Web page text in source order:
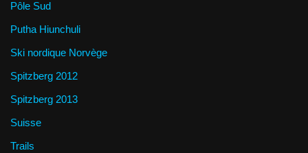
Pôle Sud
Putha Hiunchuli
Ski nordique Norvège
Spitzberg 2012
Spitzberg 2013
Suisse
Trails